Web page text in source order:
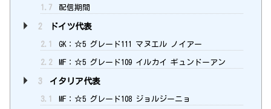
1.7 配信期間
2 ドイツ代表
2.1 GK：☆5 グレード111 マヌエル ノイアー
2.2 MF：☆5 グレード109 イルカイ ギュンドーアン
3 イタリア代表
3.1 MF：☆5 グレード108 ジョルジーニョ